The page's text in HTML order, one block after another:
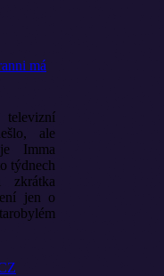
má
ale
Imma
týdnech
jen o